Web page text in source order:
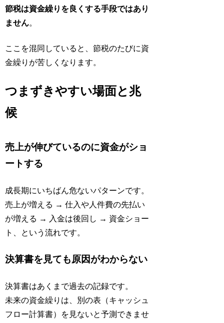
節税は資金繰りを良くする手段ではあり
ません。
ここを混同していると、節税のたびに資
金繰りが苦しくなります。
つまずきやすい場面と兆
候
売上が伸びているのに資金がショ
ートする
成長期にいちばん危ないパターンです。
売上が増える → 仕入や人件費の先払い
が増える → 入金は後回し → 資金ショー
ト、という流れです。
決算書を見ても原因がわからない
決算書はあくまで過去の記録です。
未来の資金繰りは、別の表（キャッシュ
フロー計算書）を見ないと予測できませ